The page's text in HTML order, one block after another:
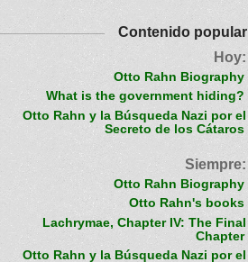
Contenido popular
Hoy:
Otto Rahn Biography
What is the government hiding?
Otto Rahn y la Búsqueda Nazi por el
Secreto de los Cátaros
Siempre:
Otto Rahn Biography
Otto Rahn's books
Lachrymae, Chapter IV: The Final
Chapter
Otto Rahn y la Búsqueda Nazi por el